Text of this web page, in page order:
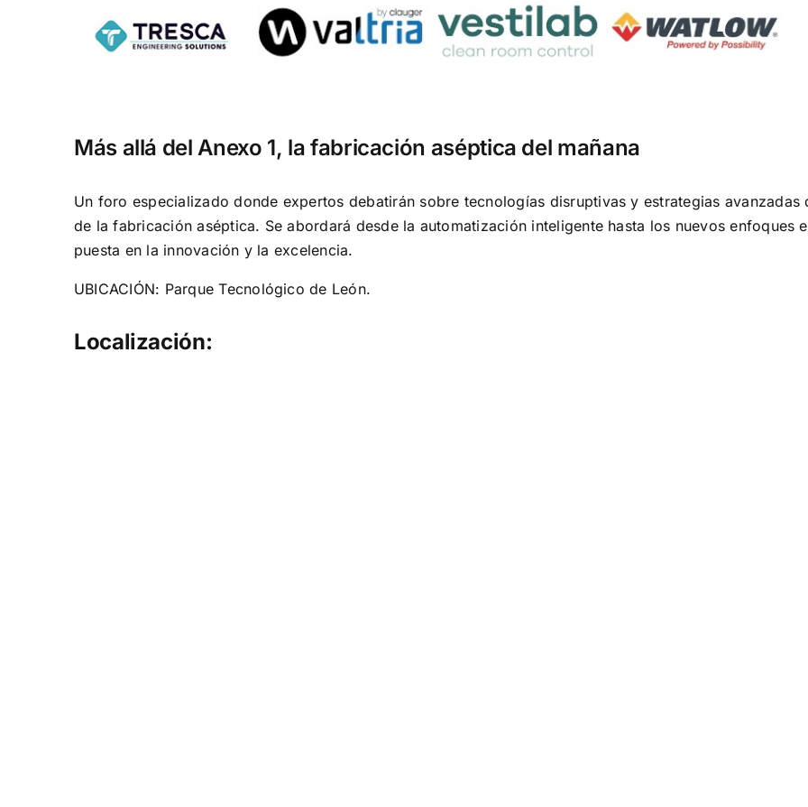
Más allá del Anexo 1, la fabricación aséptica del mañana
Un foro especializado donde expertos debatirán sobre tecnologías disruptivas y estrategias
de la fabricación aséptica. Se abordará desde la automatización inteligente hasta los nuevos enfoques
puesta en la innovación y la excelencia.
UBICACIÓN: Parque Tecnológico de León.
Localización: